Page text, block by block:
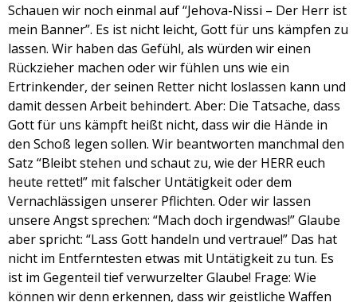
Apple Podcasts Spotify
RSS FEED
TEILEN
EMBED
Schauen wir noch einmal auf “Jehova-Nissi – Der Herr ist
mein Banner”. Es ist nicht leicht, Gott für uns kämpfen zu
lassen. Wir haben das Gefühl, als würden wir einen
Rückzieher machen oder wir fühlen uns wie ein
Ertrinkender, der seinen Retter nicht loslassen kann und
damit dessen Arbeit behindert. Aber: Die Tatsache, dass
Gott für uns kämpft heißt nicht, dass wir die Hände in
den Schoß legen sollen. Wir beantworten manchmal den
Satz “Bleibt stehen und schaut zu, wie der HERR euch
heute rettet!” mit falscher Untätigkeit oder dem
Vernachlässigen unserer Pflichten. Oder wir lassen
unsere Angst sprechen: “Mach doch irgendwas!” Glaube
aber spricht: “Lass Gott handeln und vertraue!” Das hat
nicht im Entferntesten etwas mit Untätigkeit zu tun. Es
ist im Gegenteil tief verwurzelter Glaube! Frage: Wie
können wir denn erkennen, dass wir geistliche Waffen